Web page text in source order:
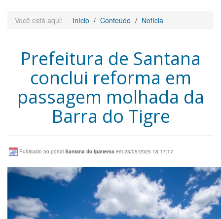
Você está aqui: Início Conteúdo Notícia
Prefeitura de Santana
conclui reforma em
passagem molhada da
Barra do Tigre
Publicado no portal Santana do Ipanema em 23/05/2025 18:17:17